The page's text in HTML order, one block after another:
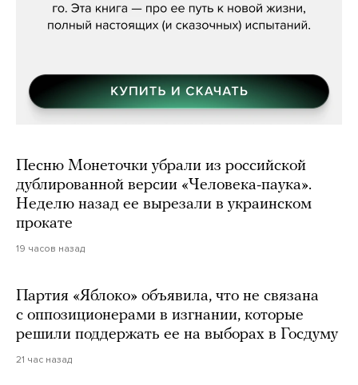
Песню Монеточки убрали из российской
дублированной версии «Человека-паука».
Неделю назад ее вырезали в украинском
прокате
19 часов назад
Партия «Яблоко» объявила, что не связана
с оппозиционерами в изгнании, которые
решили поддержать ее на выборах в Госдуму
21 час назад